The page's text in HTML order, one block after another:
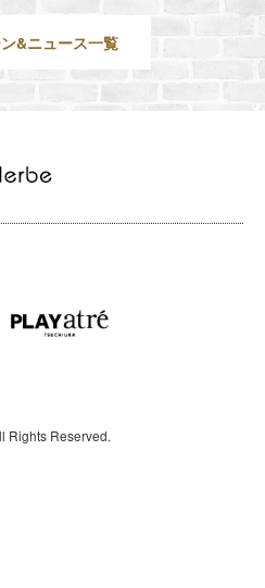
&ニュース一覧
Rights Reserved.